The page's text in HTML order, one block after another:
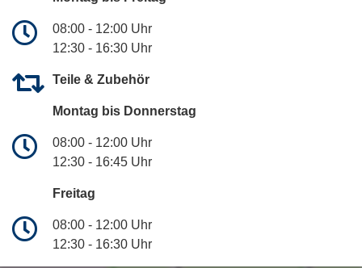
08:00 - 12:00 Uhr
12:30 - 16:30 Uhr
Teile & Zubehör
Montag bis Donnerstag
08:00 - 12:00 Uhr
12:30 - 16:45 Uhr
Freitag
08:00 - 12:00 Uhr
12:30 - 16:30 Uhr